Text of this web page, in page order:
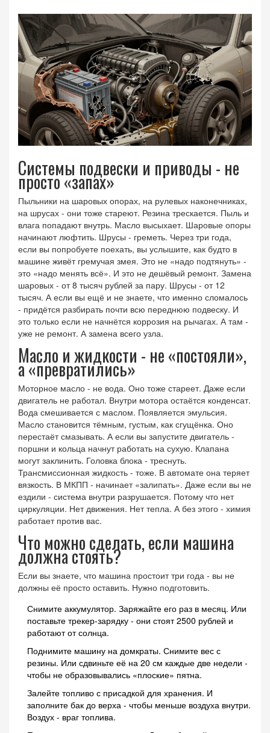
Системы подвески и приводы - не
просто «запах»
Пыльники на шаровых опорах, на рулевых наконечниках,
на шрусах - они тоже стареют. Резина трескается. Пыль и
влага попадают внутрь. Масло высыхает. Шаровые опоры
начинают люфтить. Шрусы - греметь. Через три года,
если вы попробуете поехать, вы услышите, как будто в
машине живёт гремучая змея. Это не «надо подтянуть» -
это «надо менять всё». И это не дешёвый ремонт. Замена
шаровых - от 8 тысяч рублей за пару. Шрусы - от 12
тысяч. А если вы ещё и не знаете, что именно сломалось
- придётся разбирать почти всю переднюю подвеску. И
это только если не начнётся коррозия на рычагах. А там -
уже не ремонт. А замена всего узла.
Масло и жидкости - не «постояли»,
а «превратились»
Моторное масло - не вода. Оно тоже стареет. Даже если
двигатель не работал. Внутри мотора остаётся конденсат.
Вода смешивается с маслом. Появляется эмульсия.
Масло становится тёмным, густым, как сгущёнка. Оно
перестаёт смазывать. А если вы запустите двигатель -
поршни и кольца начнут работать на сухую. Клапана
могут заклинить. Головка блока - треснуть.
Трансмиссионная жидкость - тоже. В автомате она теряет
вязкость. В МКПП - начинает «залипать». Даже если вы не
ездили - система внутри разрушается. Потому что нет
циркуляции. Нет движения. Нет тепла. А без этого - химия
работает против вас.
Что можно сделать, если машина
должна стоять?
Если вы знаете, что машина простоит три года - вы не
должны её просто оставить. Нужно подготовить.
Снимите аккумулятор. Заряжайте его раз в месяц. Или
поставьте трекер-зарядку - они стоят 2500 рублей и
работают от солнца.
Поднимите машину на домкраты. Снимите вес с
резины. Или сдвиньте её на 20 см каждые две недели -
чтобы не образовывались «плоские» пятна.
Залейте топливо с присадкой для хранения. И
заполните бак до верха - чтобы меньше воздуха внутри.
Воздух - враг топлива.